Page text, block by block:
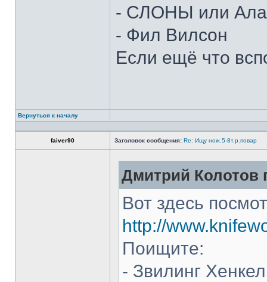
- СЛОНЫ или
- Фил Вилсон
Если ещё что
Вернуться к началу
faiver90 Заголовок сообщения: Re: Ищу нож.5-8т.р.повар
Дмитрий Колотов
Вот здесь
http://
Поищите:
- Звилинг